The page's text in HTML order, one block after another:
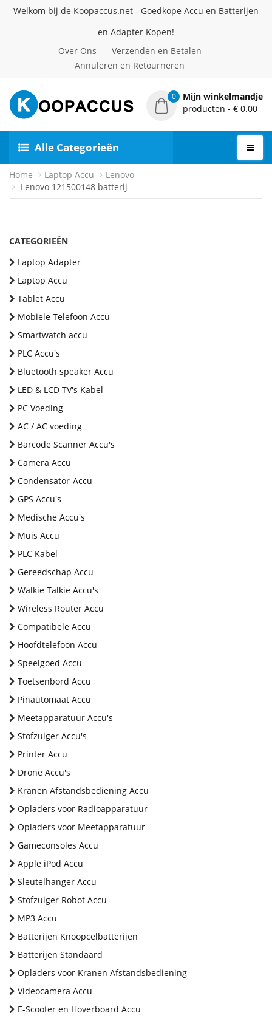
Welkom bij de Koopaccus.net - Goedkope Accu en Batterijen
en Adapter Kopen!
Over Ons
Verzenden en Betalen
Annuleren en Retourneren
0
Mijn winkelmandje
producten - € 0.00
Alle Categorieën
Home Laptop Accu
Lenovo
Lenovo 121500148 batterij
CATEGORIEËN
Laptop Adapter
Laptop Accu
Tablet Accu
Mobiele Telefoon Accu
Smartwatch accu
PLC Accu's
Bluetooth speaker Accu
LED & LCD TV's Kabel
PC Voeding
AC / AC voeding
Barcode Scanner Accu's
Camera Accu
Condensator-Accu
GPS Accu's
Medische Accu's
Muis Accu
PLC Kabel
Gereedschap Accu
Walkie Talkie Accu's
Wireless Router Accu
Compatibele Accu
Hoofdtelefoon Accu
Speelgoed Accu
Toetsenbord Accu
Pinautomaat Accu
Meetapparatuur Accu's
Stofzuiger Accu's
Printer Accu
Drone Accu's
Kranen Afstandsbediening Accu
Opladers voor Radioapparatuur
Opladers voor Meetapparatuur
Gameconsoles Accu
Apple iPod Accu
Sleutelhanger Accu
Stofzuiger Robot Accu
MP3 Accu
Batterijen Knoopcelbatterijen
Batterijen Standaard
Opladers voor Kranen Afstandsbediening
Videocamera Accu
E-Scooter en Hoverboard Accu